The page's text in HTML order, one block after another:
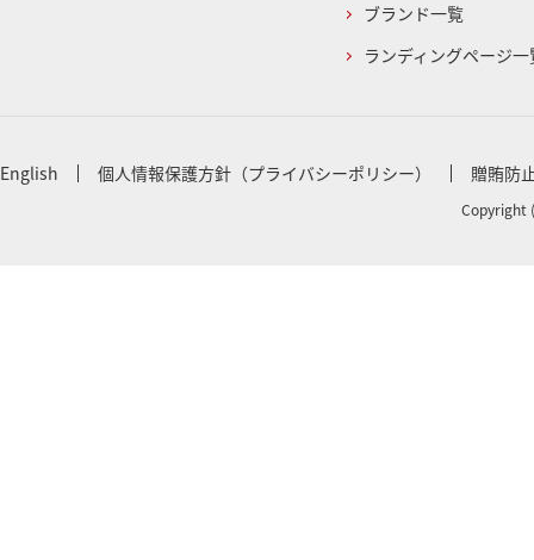
ブランド一覧
ランディングページ一
English 個人情報保護方針（プライバシーポリシー） 贈賄防
Copyright